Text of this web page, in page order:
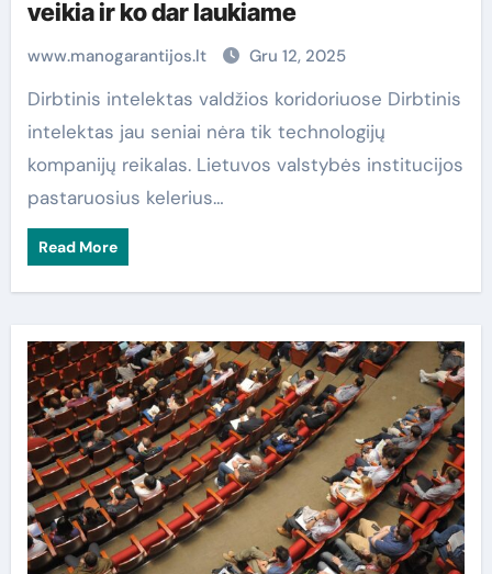
veikia ir ko dar laukiame
www.manogarantijos.lt Gru 12, 2025
Dirbtinis intelektas valdžios koridoriuose Dirbtinis
intelektas jau seniai nėra tik technologijų
kompanijų reikalas. Lietuvos valstybės institucijos
pastaruosius kelerius…
Read More